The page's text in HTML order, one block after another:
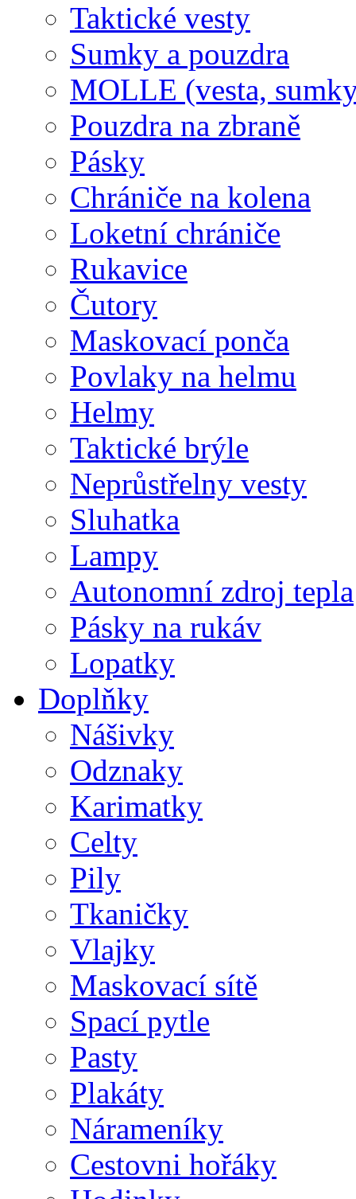
Taktické vesty
Sumky a pouzdra
MOLLE (vesta,
Pouzdra na zbraně
Pásky
Chrániče na kolena
Loketní chrániče
Rukavice
Čutory
Maskovací ponča
Povlaky na helmu
Helmy
Taktické brýle
Neprůstřelny vesty
Sluhatka
Lampy
Autonomní zdroj tepla
Pásky na rukáv
Lopatky
Doplňky
Nášivky
Odznaky
Karimatky
Celty
Pily
Tkaničky
Vlajky
Maskovací sítě
Spací pytle
Pasty
Plakáty
Nárameníky
Cestovni hořáky